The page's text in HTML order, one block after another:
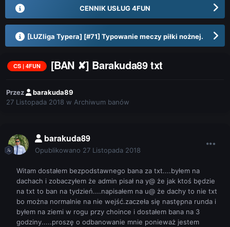
CENNIK USŁUG 4FUN
[LUZliga Typera] [#71] Typowanie meczy piłki nożnej.
CS | 4FUN [BAN ✘] Barakuda89 txt
Przez
barakuda89
27 Listopada 2018 w Archiwum banów
barakuda89
Opublikowano 27 Listopada 2018
Witam dostałem bezpodstawnego bana za txt....byłem na
dachach i zobaczyłem że admin pisał na y@ że jak ktoś będzie
na txt to ban na tydzień....napisałem na u@ że dachy to nie txt
bo można normalnie na nie wejść.zaczeła się następna runda i
byłem na ziemi w rogu przy choince i dostałem bana na 3
godziny.....proszę o odbanowanie mnie ponieważ jestem